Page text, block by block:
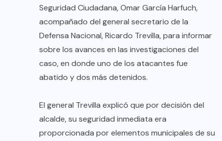
Seguridad Ciudadana, Omar García Harfuch,
acompañado del general secretario de la
Defensa Nacional, Ricardo Trevilla, para informar
sobre los avances en las investigaciones del
caso, en donde uno de los atacantes fue
abatido y dos más detenidos.
El general Trevilla explicó que por decisión del
alcalde, su seguridad inmediata era
proporcionada por elementos municipales de su